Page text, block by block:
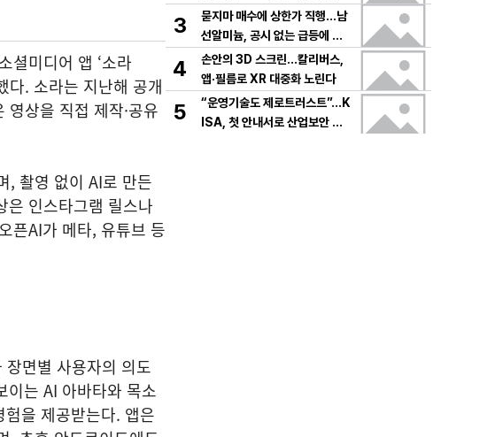
셜미디어 앱 ‘소라
다. 소라는 지난해 공개
영상을 직접 제작·공유
, 촬영 없이 AI로 만든
은 인스타그램 릴스나
픈AI가 메타, 유튜브 등
면별 사용자의 의도
이는 AI 아바타와 목소
을 제공받는다. 앱은
탄
3
묻지마 매수에 상한가 직행…남
선알미늄, 공시 없는 급등에 변
동성 경고음
4
손안의 3D 스크린…칼리버스,
앱·필름로 XR 대중화 노린다
5
“운영기술도 제로트러스트”…K
ISA, 첫 안내서로 산업보안 재